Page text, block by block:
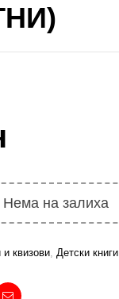
Нема на залиха
и квизови, Детски книги